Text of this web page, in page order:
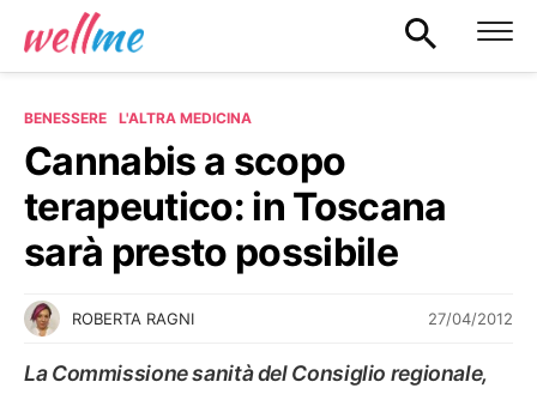
BENESSERE L'ALTRA MEDICINA
Cannabis a scopo
terapeutico: in Toscana
sarà presto possibile
ROBERTA RAGNI 27/04/2012
La Commissione sanità del Consiglio regionale,